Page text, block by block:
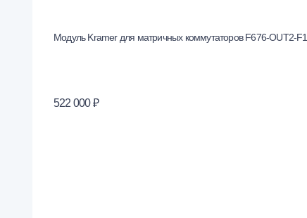
Модуль Kramer для матричных коммутаторов F676-OUT2-
522 000 ₽